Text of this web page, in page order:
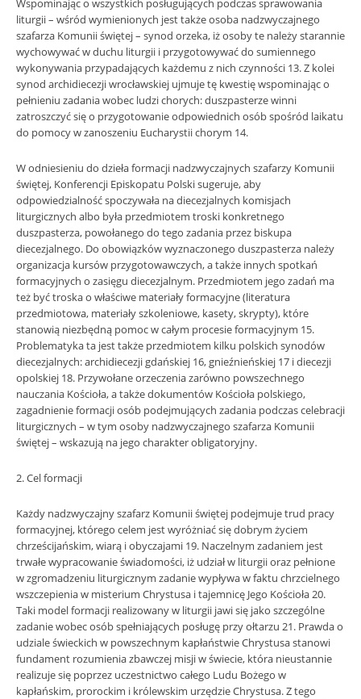
Wspominając o wszystkich posługujących podczas sprawowania
liturgii – wśród wymienionych jest także osoba nadzwyczajnego
szafarza Komunii świętej – synod orzeka, iż osoby te należy starannie
wychowywać w duchu liturgii i przygotowywać do sumiennego
wykonywania przypadających każdemu z nich czynności 13. Z kolei
synod archidiecezji wrocławskiej ujmuje tę kwestię wspominając o
pełnieniu zadania wobec ludzi chorych: duszpasterze winni
zatroszczyć się o przygotowanie odpowiednich osób spośród laikatu
do pomocy w zanoszeniu Eucharystii chorym 14.
W odniesieniu do dzieła formacji nadzwyczajnych szafarzy Komunii
świętej, Konferencji Episkopatu Polski sugeruje, aby
odpowiedzialność spoczywała na diecezjalnych komisjach
liturgicznych albo była przedmiotem troski konkretnego
duszpasterza, powołanego do tego zadania przez biskupa
diecezjalnego. Do obowiązków wyznaczonego duszpasterza należy
organizacja kursów przygotowawczych, a także innych spotkań
formacyjnych o zasięgu diecezjalnym. Przedmiotem jego zadań ma
też być troska o właściwe materiały formacyjne (literatura
przedmiotowa, materiały szkoleniowe, kasety, skrypty), które
stanowią niezbędną pomoc w całym procesie formacyjnym 15.
Problematyka ta jest także przedmiotem kilku polskich synodów
diecezjalnych: archidiecezji gdańskiej 16, gnieźnieńskiej 17 i diecezji
opolskiej 18. Przywołane orzeczenia zarówno powszechnego
nauczania Kościoła, a także dokumentów Kościoła polskiego,
zagadnienie formacji osób podejmujących zadania podczas celebracji
liturgicznych – w tym osoby nadzwyczajnego szafarza Komunii
świętej – wskazują na jego charakter obligatoryjny.
2. Cel formacji
Każdy nadzwyczajny szafarz Komunii świętej podejmuje trud pracy
formacyjnej, którego celem jest wyróżniać się dobrym życiem
chrześcijańskim, wiarą i obyczajami 19. Naczelnym zadaniem jest
trwałe wypracowanie świadomości, iż udział w liturgii oraz pełnione
w zgromadzeniu liturgicznym zadanie wypływa w faktu chrzcielnego
wszczepienia w misterium Chrystusa i tajemnicę Jego Kościoła 20.
Taki model formacji realizowany w liturgii jawi się jako szczególne
zadanie wobec osób spełniających posługę przy ołtarzu 21. Prawda o
udziale świeckich w powszechnym kapłaństwie Chrystusa stanowi
fundament rozumienia zbawczej misji w świecie, która nieustannie
realizuje się poprzez uczestnictwo całego Ludu Bożego w
kapłańskim, prorockim i królewskim urzędzie Chrystusa. Z tego